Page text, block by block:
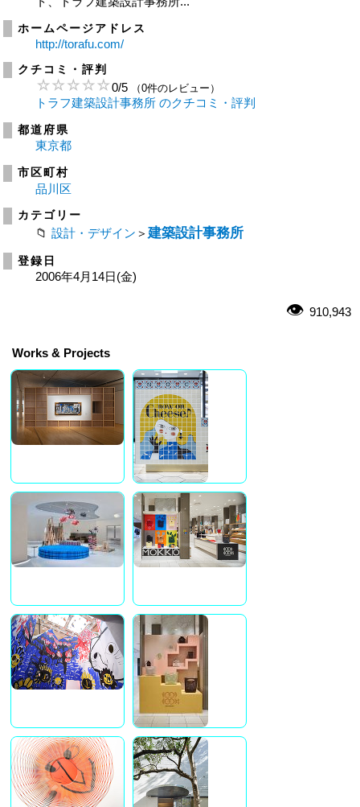
ホームページアドレス
http://torafu.com/
クチコミ・評判
0/5 （0件のレビュー）
トラフ建築設計事務所 のクチコミ・評判
都道府県
東京都
市区町村
品川区
カテゴリー
設計・デザイン ＞ 建築設計事務所
登録日
2006年4月14日(金)
910,943
Works & Projects